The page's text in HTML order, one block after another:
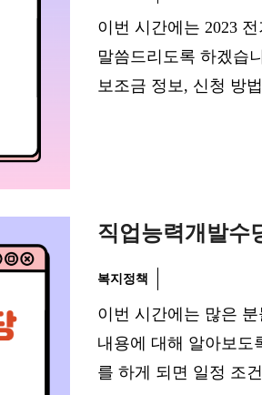
이번 시간에는 2023
말씀드리도록 하겠습
보조금 정보, 신청 방
직업능력개발수
복지정책
이번 시간에는 많은
내용에 대해 알아보도
를 하게 되면 일정 조